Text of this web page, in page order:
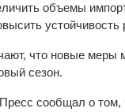
объемы
что новые меры
сезон.
сообщал о том,